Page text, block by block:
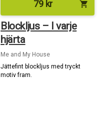
79 kr shopping_cart
Blockljus – I varje
hjärta
Me and My House
Jättefint blockljus med tryckt
motiv fram.